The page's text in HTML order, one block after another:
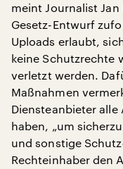
meint Journalist Jan
Gesetz-Entwurf
Uploads erlaubt,
keine Schutzrechte
verletzt werden.
Maßnahmen
Diensteanbieter
haben, „um
und sonstige
Rechteinhaber den